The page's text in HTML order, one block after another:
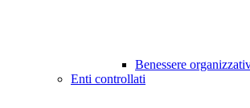
Benessere
Enti controllati